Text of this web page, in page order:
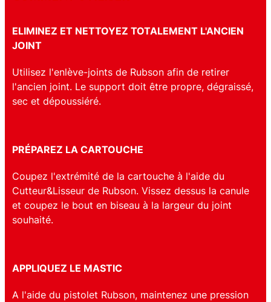
ELIMINEZ ET NETTOYEZ TOTALEMENT L'ANCIEN
JOINT
Utilisez l'enlève-joints de Rubson afin de retirer
l'ancien joint. Le support doit être propre, dégraissé,
sec et dépoussiéré.
PRÉPAREZ LA CARTOUCHE
Coupez l'extrémité de la cartouche à l'aide du
Cutteur&Lisseur de Rubson. Vissez dessus la canule
et coupez le bout en biseau à la largeur du joint
souhaité.
APPLIQUEZ LE MASTIC
A l'aide du pistolet Rubson, maintenez une pression